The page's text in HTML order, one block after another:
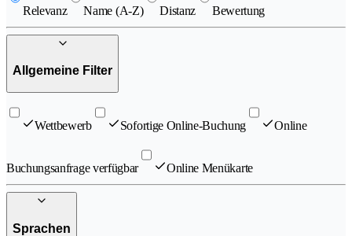
Relevanz Name (A-Z) Distanz Bewertung
Allgemeine Filter
Wettbewerb Sofortige Online-Buchung Online
Buchungsanfrage verfügbar Online Menükarte
Sprachen